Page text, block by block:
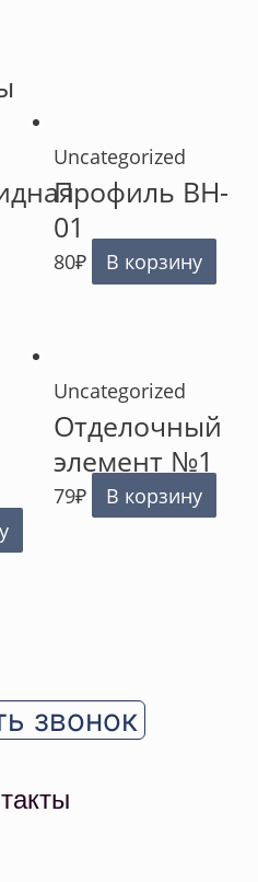
Uncategorized
Профиль BH-
01
80₽ В корзину
Uncategorized
Отделочный
элемент №1
79₽ В корзину
звонок